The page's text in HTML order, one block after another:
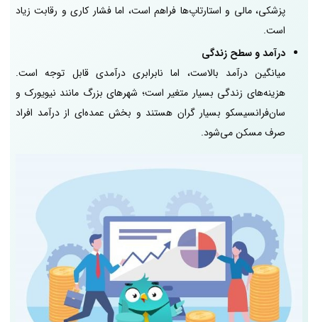
پزشکی، مالی و استارتاپ‌ها فراهم است، اما فشار کاری و رقابت زیاد
است.
درآمد و سطح زندگی
میانگین درآمد بالاست، اما نابرابری درآمدی قابل توجه است.
هزینه‌های زندگی بسیار متغیر است؛ شهرهای بزرگ مانند نیویورک و
سان‌فرانسیسکو بسیار گران هستند و بخش عمده‌ای از درآمد افراد
صرف مسکن می‌شود.